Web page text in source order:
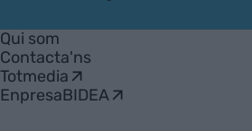
Empresa
Qui som
Contacta'ns
Totmedia
EnpresaBIDEA